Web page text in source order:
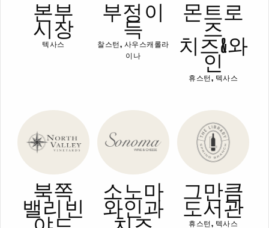
본부
시장
텍사스
부정 이
득
찰스턴, 사우스캐롤라
이나
몬트로
즈
치즈 & 와
인
휴스턴, 텍사스
북쪽
밸리 빈
소노마
와인과
그만큼
도서관
휴스턴, 텍사스